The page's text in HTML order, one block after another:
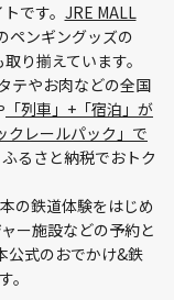
です。 JRE MALL
ペンギングッズの
り揃えています。
テやお肉などの全国
「列車」+「宿泊」が
クレールパック」で
るさと納税でおトク
の鉄道体験をはじめ
ー施設などの予約と
公式のおでかけ&鉄
。